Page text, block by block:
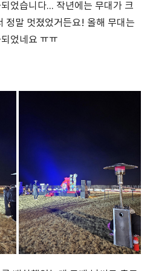
었습니다... 작년에는 무대가 크
정말 멋졌었거든요! 올해 무대는
었네요 ㅠㅠ